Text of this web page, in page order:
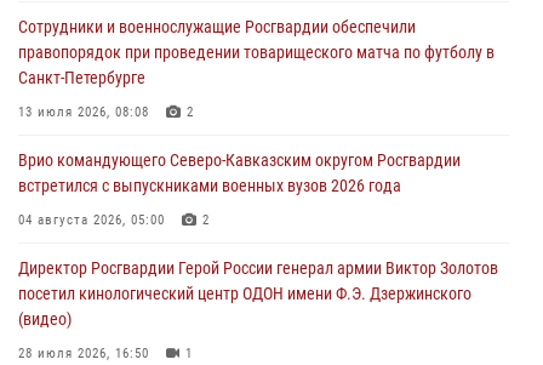
динамовцам Свердловской области
05 августа 2026, 13:50 4
В столице росгвардейцы задержали мужчину, устроившего дебош в
05 августа 2026, 13:25 1
В Удмуртии при силовой поддержке спецназа Росгвардии
оздоровительных услуг (видео)
1 1
Сотрудники и военнослужащие Росгвардии обеспечили
правопорядок при проведении товарищеского матча по футболу в
Санкт-Петербурге
13 июля 2026, 08:08 2
Врио командующего Северо-Кавказским округом Росгвардии
встретился с выпускниками военных вузов 2026 года
04 августа 2026, 05:00 2
Директор Росгвардии Герой России генерал армии Виктор Золотов
посетил кинологический центр ОДОН имени Ф.Э. Дзержинского
(видео)
28 июля 2026, 16:50 1